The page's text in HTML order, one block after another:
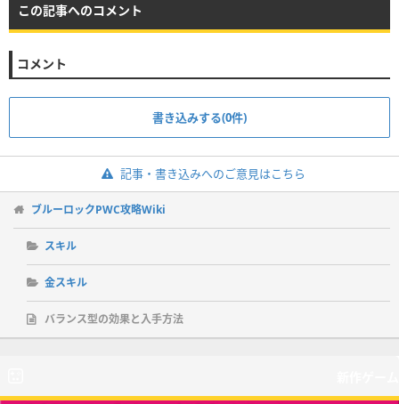
この記事へのコメント
コメント
書き込みする(0件)
記事・書き込みへのご意見はこちら
ブルーロックPWC攻略Wiki
スキル
金スキル
バランス型の効果と入手方法